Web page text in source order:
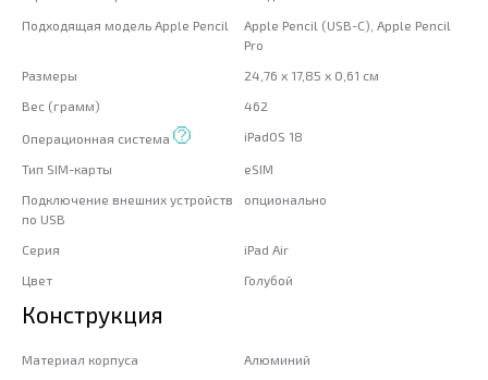
Подходящая модель Apple Pencil
Apple Pencil (USB-C), Apple Pencil
Pro
Размеры
24,76 x 17,85 x 0,61 см
Вес (грамм)
462
Операционная система iPadOS 18
Тип SIM-карты
eSIM
Подключение внешних устройств
по USB
опционально
Серия
iPad Air
Цвет
Голубой
Конструкция
Материал корпуса
Алюминий